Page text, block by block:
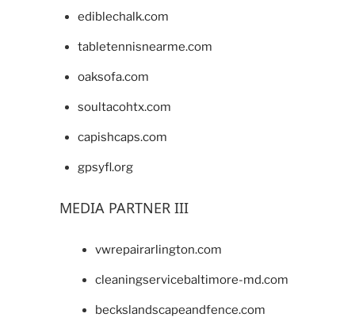
ediblechalk.com
tabletennisnearme.com
oaksofa.com
soultacohtx.com
capishcaps.com
gpsyfl.org
MEDIA PARTNER III
vwrepairarlington.com
cleaningservicebaltimore-md.com
beckslandscapeandfence.com